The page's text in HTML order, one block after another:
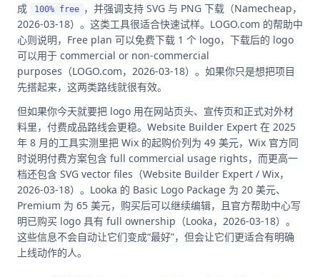
成
100% free ，并强调支持 SVG 与 PNG 下载（Namecheap，
2026-03-18）。这类工具很适合快速试样。LOGO.com 的帮助中
心则说明，Free plan 可以免费下载 1 个 logo，下载后的 logo
可以用于 commercial or non-commercial
purposes（LOGO.com，2026-03-18）。如果你只是想把项目
先搭起来，这两类路线就很有效。
但如果你今天就要把 logo 用在网站页头、宣传页和正式对外材
料里，付费成品路线会更稳。Website Builder Expert 在 2025
年 8 月的工具实测里把 Wix 的起购价列为 49 美元，Wix 官方同
时说明付费方案包含 full commercial usage rights，而更高一
档还包含 SVG vector files（Website Builder Expert / Wix，
2026-03-18）。Looka 的 Basic Logo Package 为 20 美元、
Premium 为 65 美元，购买后可以继续编辑，且官方帮助中心写
明已购买 logo 具有 full ownership（Looka，2026-03-18）。
这些信息不会自动让它们变成“最好”，但会让它们更适合有明确
上线动作的人。